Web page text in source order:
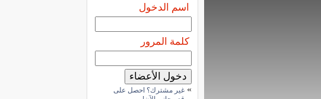
اسم الدخول
كلمة المرور
» غير مشترك؟ احصل على